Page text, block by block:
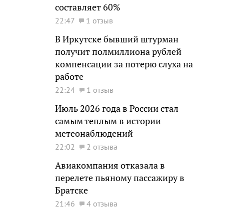
составляет 60%
22:47 1 отзыв
В Иркутске бывший штурман
получит полмиллиона рублей
компенсации за потерю слуха на
работе
22:24 1 отзыв
Июль 2026 года в России стал
самым теплым в истории
метеонаблюдений
22:02 2 отзыва
Авиакомпания отказала в
перелете пьяному пассажиру в
Братске
21:46 4 отзыва